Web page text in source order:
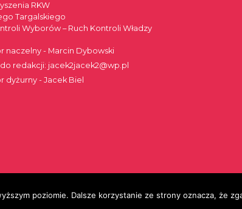
RKW
Targalskiego
Wyborów – Ruch Kontroli Władzy
naczelny - Marcin Dybowski
redakcji: jacek2jacek2@wp.pl
dyżurny - Jacek Biel
poziomie. Dalsze korzystanie ze strony oznacza, że